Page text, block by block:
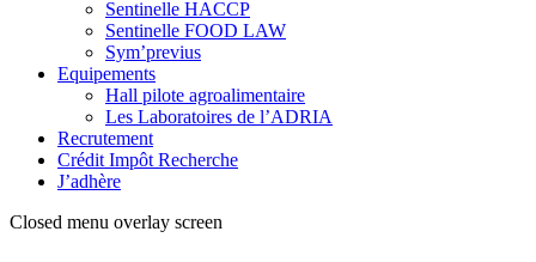
Sentinelle HACCP
Sentinelle FOOD LAW
Sym’previus
Equipements
Hall pilote agroalimentaire
Les Laboratoires de l’ADRIA
Recrutement
Crédit Impôt Recherche
J’adhère
Closed menu overlay screen